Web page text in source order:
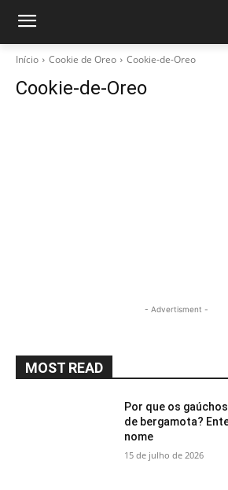
Início Cookie de Oreo Cookie-de-Oreo
Cookie-de-Oreo
- Advertisment -
MOST READ
Por que os
de bergamota?
nome
15 de julho de 2026